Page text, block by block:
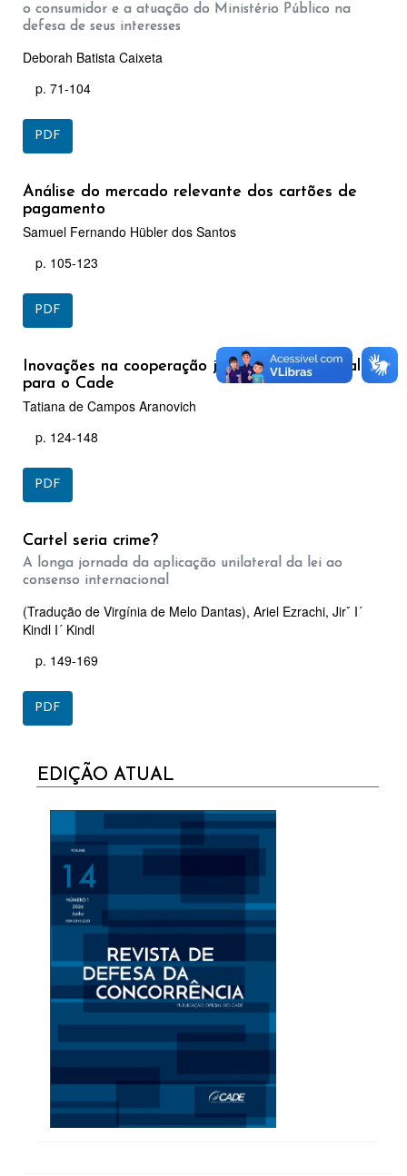
o consumidor e a atuação do Ministério Público na
defesa de seus interesses
Deborah Batista Caixeta
p. 71-104
PDF
Análise do mercado relevante dos cartões de
pagamento
Samuel Fernando Hübler dos Santos
p. 105-123
PDF
Inovações na cooperação jurídica internacional
para o Cade
Tatiana de Campos Aranovich
p. 124-148
PDF
Cartel seria crime?
A longa jornada da aplicação unilateral da lei ao
consenso internacional
(Tradução de Virgínia de Melo Dantas), Ariel Ezrachi, Jirˇ I´
Kindl I´ Kindl
p. 149-169
PDF
CURRENT
EDIÇÃO ATUAL